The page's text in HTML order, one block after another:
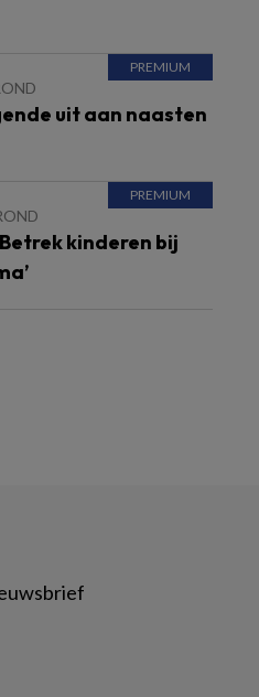
uit aan naasten
kinderen bij